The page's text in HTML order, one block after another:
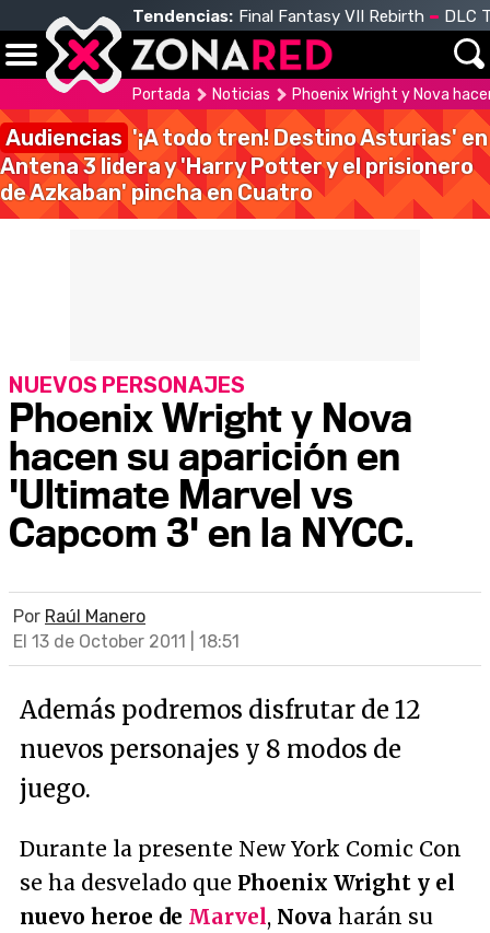
Tendencias: Final Fantasy VII Rebirth DLC
Portada Noticias Phoenix Wright y Nova
Audiencias '¡A todo tren! Destino Asturias' en
Antena 3 lidera y 'Harry Potter y el prisionero
de Azkaban' pincha en Cuatro
Phoenix Wright y Nova
hacen su aparición en
'Ultimate Marvel vs
Capcom 3' en la NYCC.
NUEVOS PERSONAJES
Por Raúl Manero
El 13 de October 2011 | 18:51
Además podremos disfrutar de 12
nuevos personajes y 8 modos de
juego.
Durante la presente New York Comic Con
se ha desvelado que Phoenix Wright y el
nuevo heroe de Marvel, Nova harán su